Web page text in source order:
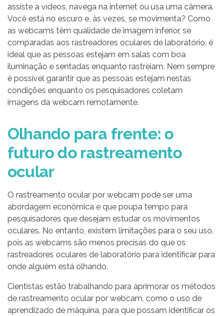
assiste a vídeos, navega na internet ou usa uma câmera.
Você está no escuro e, às vezes, se movimenta? Como
as webcams têm qualidade de imagem inferior, se
comparadas aos rastreadores oculares de laboratório, é
ideal que as pessoas estejam em salas com boa
iluminação e sentadas enquanto rastreiam. Nem sempre
é possível garantir que as pessoas estejam nestas
condições enquanto os pesquisadores coletam
imagens da webcam remotamente.
Olhando para frente: o
futuro do rastreamento
ocular
O rastreamento ocular por webcam pode ser uma
abordagem econômica e que poupa tempo para
pesquisadores que desejam estudar os movimentos
oculares. No entanto, existem limitações para o seu uso,
pois as webcams são menos precisas do que os
rastreadores oculares de laboratório para identificar para
onde alguém está olhando.
Cientistas estão trabalhando para aprimorar os métodos
de rastreamento ocular por webcam, como o uso de
aprendizado de máquina, para que possam identificar os